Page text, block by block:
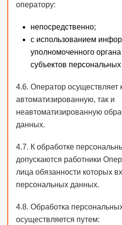
оператору:
непосредственно;
с использованием
уполномоченного
субъектов
4.6. Оператор осуществляет
автоматизированную, так и
неавтоматизированную
данных.
4.7. К обработке
допускаются работники
лица обязанности которых
персональных данных.
4.8. Обработка
осуществляется путем: